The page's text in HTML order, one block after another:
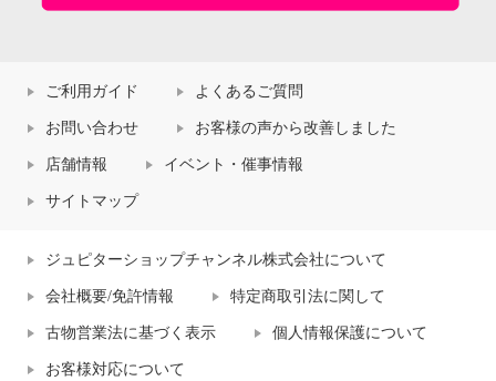
ご利用ガイド よくあるご質問
お問い合わせ お客様の声から改善しました
店舗情報 イベント・催事情報
サイトマップ
ジュピターショップチャンネル株式会社について
会社概要/免許情報 特定商取引法に関して
古物営業法に基づく表示 個人情報保護について
お客様対応について